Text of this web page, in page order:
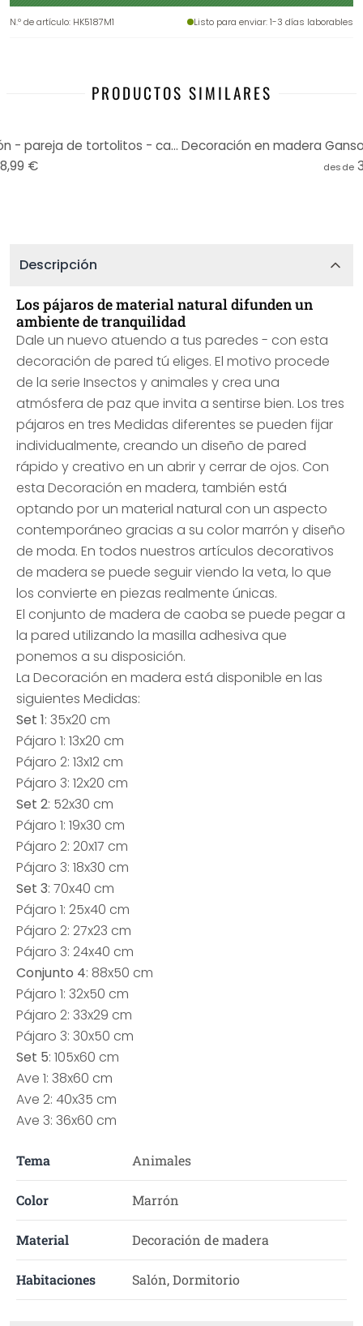
N.º de artículo: HK5187M1 Listo para enviar: 1-3 días laborables
PRODUCTOS SIMILARES
Decoración en madera corazón - pareja de tortolitos - caoba
€
desde
Descripción
Los pájaros de material natural difunden un
ambiente de tranquilidad
Dale un nuevo atuendo a tus paredes - con esta
decoración de pared tú eliges. El motivo procede
de la serie Insectos y animales y crea una
atmósfera de paz que invita a sentirse bien. Los tres
pájaros en tres Medidas diferentes se pueden fijar
individualmente, creando un diseño de pared
rápido y creativo en un abrir y cerrar de ojos. Con
esta Decoración en madera, también está
optando por un material natural con un aspecto
contemporáneo gracias a su color marrón y diseño
de moda. En todos nuestros artículos decorativos
de madera se puede seguir viendo la veta, lo que
los convierte en piezas realmente únicas.
El conjunto de madera de caoba se puede pegar a
la pared utilizando la masilla adhesiva que
ponemos a su disposición.
La Decoración en madera está disponible en las
siguientes Medidas:
Set 1: 35x20 cm
Pájaro 1: 13x20 cm
Pájaro 2: 13x12 cm
Pájaro 3: 12x20 cm
Set 2: 52x30 cm
Pájaro 1: 19x30 cm
Pájaro 2: 20x17 cm
Pájaro 3: 18x30 cm
Set 3: 70x40 cm
Pájaro 1: 25x40 cm
Pájaro 2: 27x23 cm
Pájaro 3: 24x40 cm
Conjunto 4: 88x50 cm
Pájaro 1: 32x50 cm
Pájaro 2: 33x29 cm
Pájaro 3: 30x50 cm
Set 5: 105x60 cm
Ave 1: 38x60 cm
Ave 2: 40x35 cm
Ave 3: 36x60 cm
Tema Animales
Color Marrón
Material Decoración de madera
Habitaciones Salón, Dormitorio